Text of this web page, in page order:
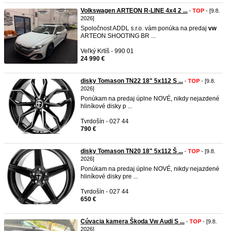
Volkswagen ARTEON R-LINE 4x4 2 ... - TOP - [9.8.
2026]
Spoločnost ADDL s.r.o. vám ponúka na predaj vw
ARTEON SHOOTING BR ...
Veľký Krtíš - 990 01
24 990 €
disky Tomason TN22 18" 5x112 S ... - TOP - [9.8.
2026]
Ponúkam na predaj úplne NOVÉ, nikdy nejazdené
hliníkové disky p ...
Tvrdošín - 027 44
790 €
disky Tomason TN20 18" 5x112 Š ... - TOP - [9.8.
2026]
Ponúkam na predaj úplne NOVÉ, nikdy nejazdené
hliníkové disky pre ...
Tvrdošín - 027 44
650 €
Cúvacia kamera Škoda Vw Audi S ... - TOP - [9.8.
2026]